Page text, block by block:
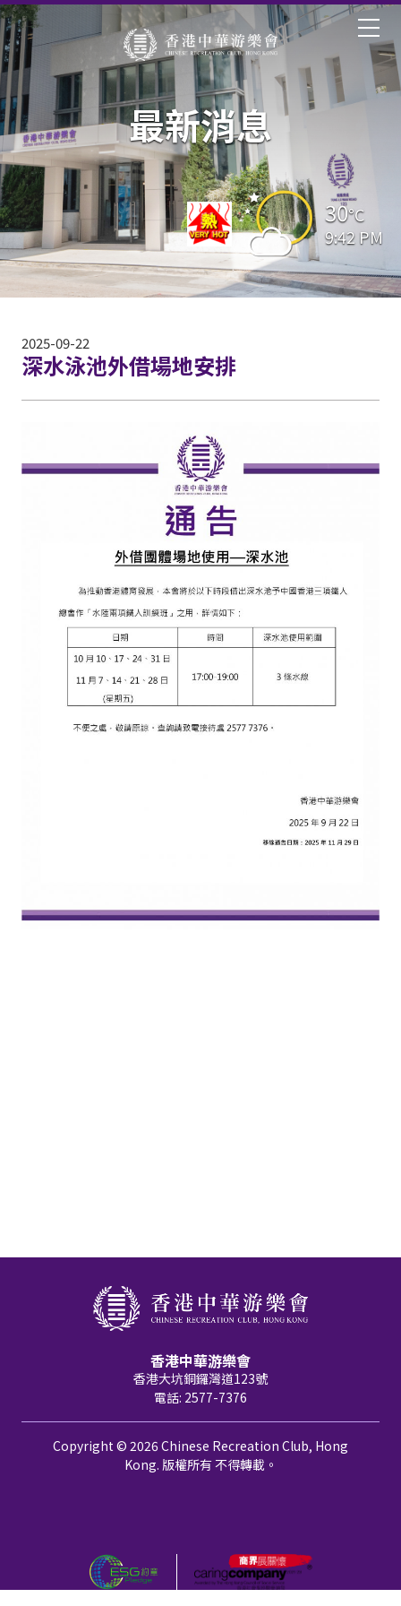
30°C
9:42 PM
最新消息
2025-09-22
深水泳池外借場地安排
香港中華游樂會
香港大坑銅鑼灣道123號
電話: 2577-7376
Copyright © 2026 Chinese Recreation Club, Hong
Kong. 版權所有 不得轉載。